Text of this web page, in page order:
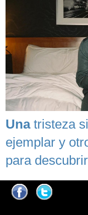
Unatristeza
ejemplar y
para